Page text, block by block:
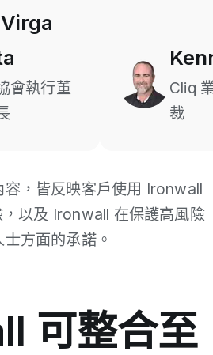
會執行董
Cliq
裁
容，皆反映客戶使用 Ironwall
以及 Ironwall 在保護高風險
士方面的承諾。
可整合至